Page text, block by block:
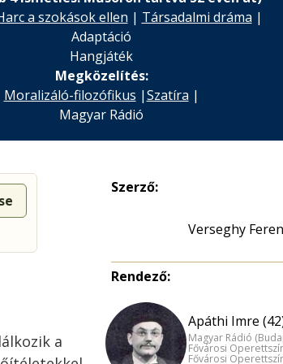
a szokások ellen | Társadalmi dráma |
Adaptáció
Hangjáték
Megközelítés:
Moralizáló-filozófikus |Szatíra |
Magyar Rádió
a
Szerző:
Verseghy
Rendező:
Apáthi Imre
Magyar Rádió
Fővárosi
Fővárosi